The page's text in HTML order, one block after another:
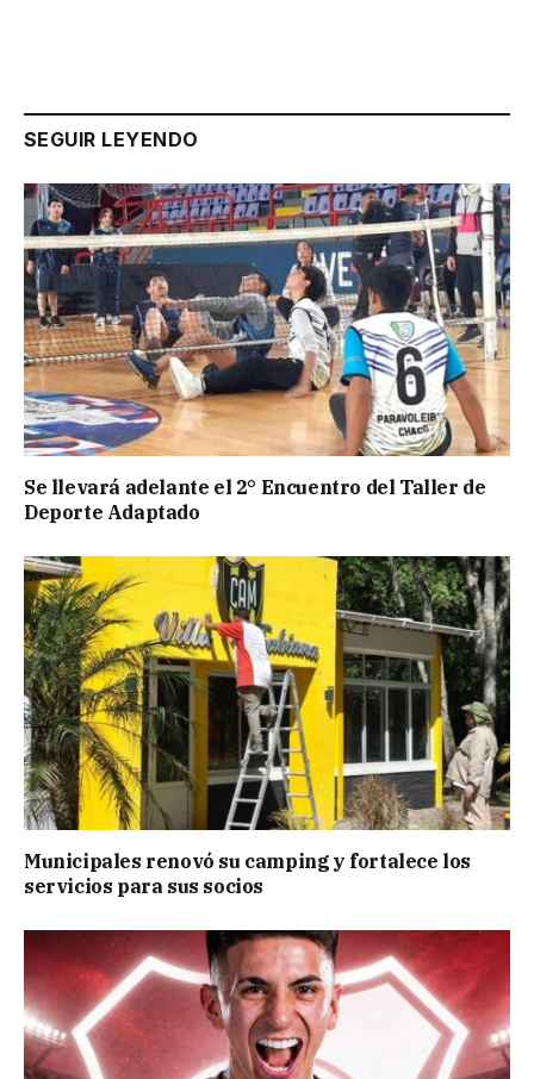
SEGUIR LEYENDO
Se llevará adelante el 2° Encuentro del Taller de
Deporte Adaptado
Municipales renovó su camping y fortalece los
servicios para sus socios